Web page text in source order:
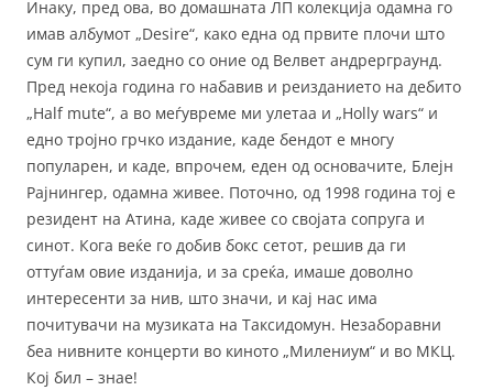
Инаку, пред ова, во домашната ЛП колекција одамна го
имав албумот „Desire“, како една од првите плочи што
сум ги купил, заедно со оние од Велвет андрерграунд.
Пред некоја година го набавив и реизданието на дебито
„Half mute“, а во меѓувреме ми улетаа и „Holly wars“ и
едно тројно грчко издание, каде бендот е многу
популарен, и каде, впрочем, еден од основачите, Блејн
Рајнингер, одамна живее. Поточно, од 1998 година тој е
резидент на Атина, каде живее со својата сопруга и
синот. Кога веќе го добив бокс сетот, решив да ги
оттуѓам овие изданија, и за среќа, имаше доволно
интересенти за нив, што значи, и кај нас има
почитувачи на музиката на Таксидомун. Незаборавни
беа нивните концерти во киното „Милениум“ и во МКЦ.
Кој бил – знае!